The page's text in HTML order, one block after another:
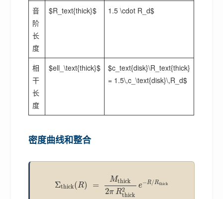
音
阶
长
度
$R_text{thick}$ 1.5 \cdot R_d$
相
干
长
度
$ell_\text{thick}$
$c_text{disk}\R_text{thick}
= 1.5\,c_\text{disk}\,R_d$
密度曲线和整合
Σthick(R) =
Mthick
2πR2
thick
e−R/Rthick